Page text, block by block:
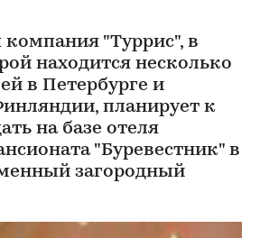
"Туррис", в
находится несколько
в Петербурге и
планирует к
на базе отеля
"Буревестник" в
загородный